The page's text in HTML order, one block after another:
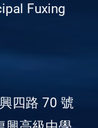
Fuxing
四路 70 號